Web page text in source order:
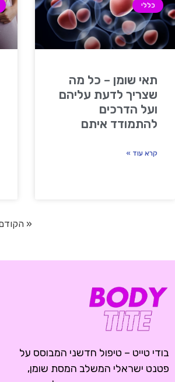
כללי
תאי שומן – כל מה
שצריך לדעת עליהם
ועל הדרכים
להתמודד איתם
קרא עוד »
«
בודי טייט – טיפול חדשני המבוסס על
פטנט ישראלי המשלב המסת שומן,